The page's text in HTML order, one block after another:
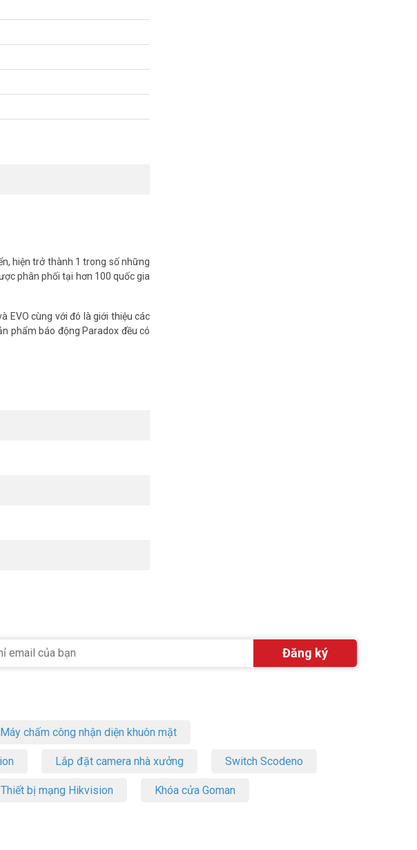
hiện trở thành 1 trong số những
phân phối tại hơn 100 quốc gia
EVO cùng với đó là giới thiệu các
phẩm báo động Paradox đều có
Máy chấm công nhận diện khuôn mặt
Lắp đặt camera nhà xưởng Switch Scodeno
Thiết bị mạng Hikvision Khóa cửa Goman